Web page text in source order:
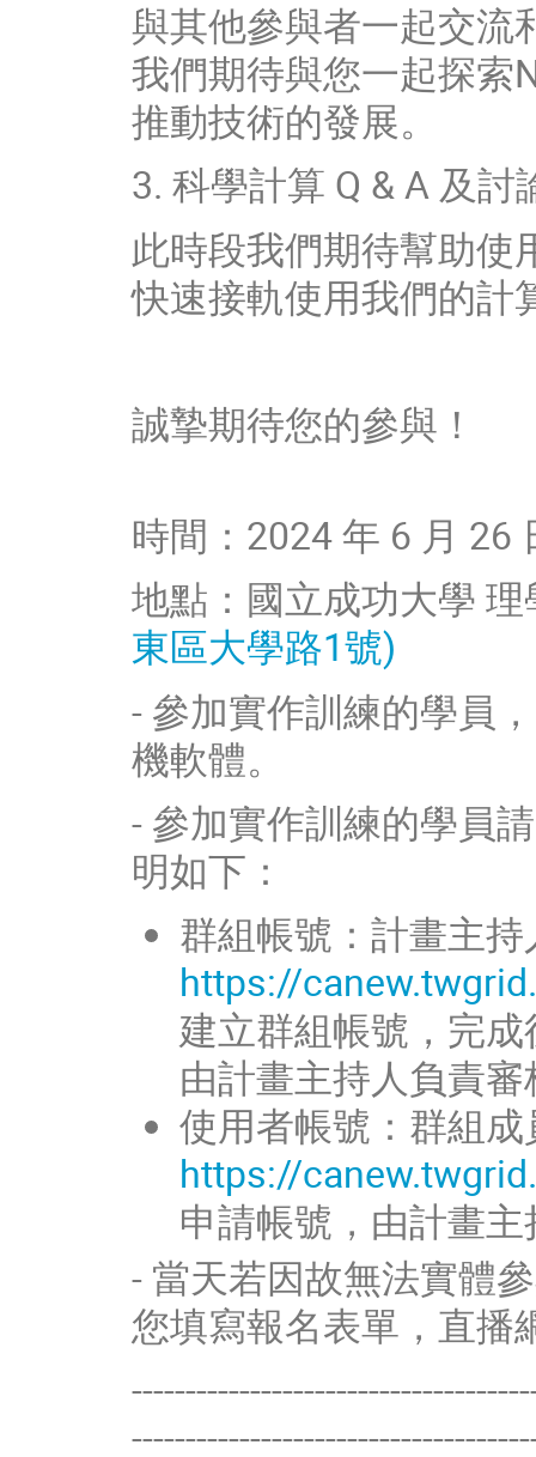
與其他參與者一起交流
我們期待與您一起探索
推動技術的發展。
3. 科學計算 Q & A 及討
此時段我們期待幫助使
快速接軌使用我們的計
誠摯期待您的參與！
時間：2024 年 6 月
地點：國立成功大學
東區大學路1號)
- 參加實作訓練的學員
機軟體。
- 參加實作訓練的學員
明如下：
群組帳號：計畫主
https://
建立群組帳號，完
由計畫主持人負責
使用者帳號：群組成
https://
申請帳號，由計畫
- 當天若因故無法實體
您填寫報名表單，直播